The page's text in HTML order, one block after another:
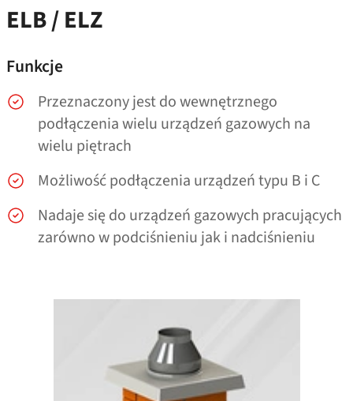
ELB / ELZ
Funkcje
Przeznaczony jest do wewnętrznego
podłączenia wielu urządzeń gazowych na
wielu piętrach
Możliwość podłączenia urządzeń typu B i C
Nadaje się do urządzeń gazowych pracujących
zarówno w podciśnieniu jak i nadciśnieniu